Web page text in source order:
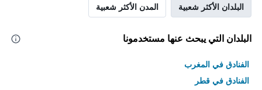
البلدان الأكثر شعبية المدن الأكثر شعبية
البلدان التي يبحث عنها مستخدمونا
الفنادق في المغرب
الفنادق في قطر